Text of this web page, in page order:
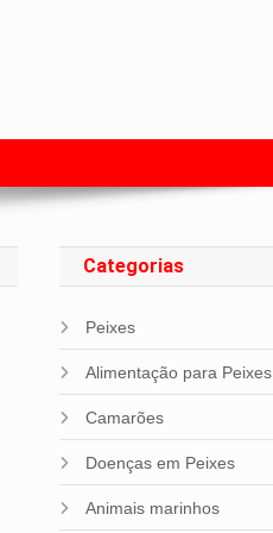
Categorias
Peixes
Alimentação para Peixes
Camarões
Doenças em Peixes
Animais marinhos